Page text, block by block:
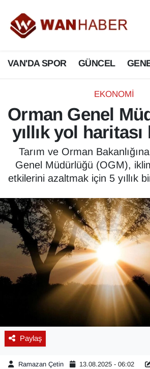
VAN'DA SPOR GÜNCEL
EKONOMİ
Orman Genel
yıllık yol haritası
Tarım ve Orman
Genel Müdürlüğü (OGM),
etkilerini azaltmak için 5 yıllık
Paylaş
Ramazan Çetin 13.08.2025 - 06:02
3.SAYFA
ASAYİŞ
BİLİM VE TEKNOLOJİ
Biyografi
Bölge Haberleri
ÇEVRE
Dernekler, Odalar
Diğer
DÜNYA
EĞİTİM
EKONOMİ
Van Nöbetçi Eczaneler
Van Hava Durumu
Van Namaz Vakitleri
Van Trafik Yoğunluk Haritası
Süper Lig Puan Durumu ve
Tüm Manşetler
Haber Arşivi